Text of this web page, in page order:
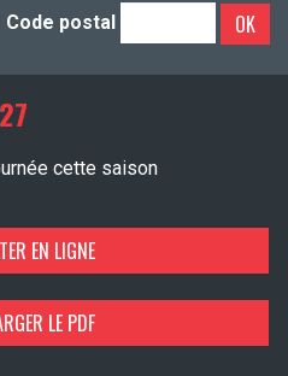
Code postal OK
cette saison
EN LIGNE
LE PDF